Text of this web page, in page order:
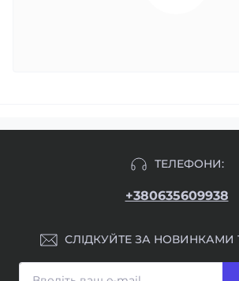
ТЕЛЕФОНИ:
+380635609938
СЛІДКУЙТЕ ЗА НОВИНКАМИ